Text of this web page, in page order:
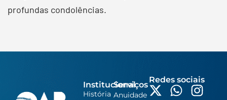
profundas condolências.
Institucional
História
Serviços
Anuidade
Redes sociais